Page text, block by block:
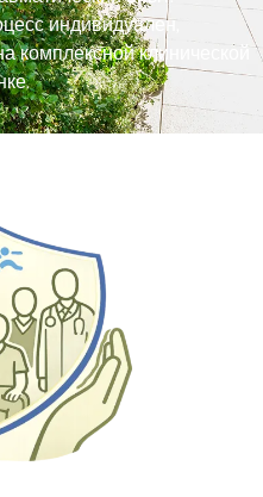
индивидуален,
комплексной клинической